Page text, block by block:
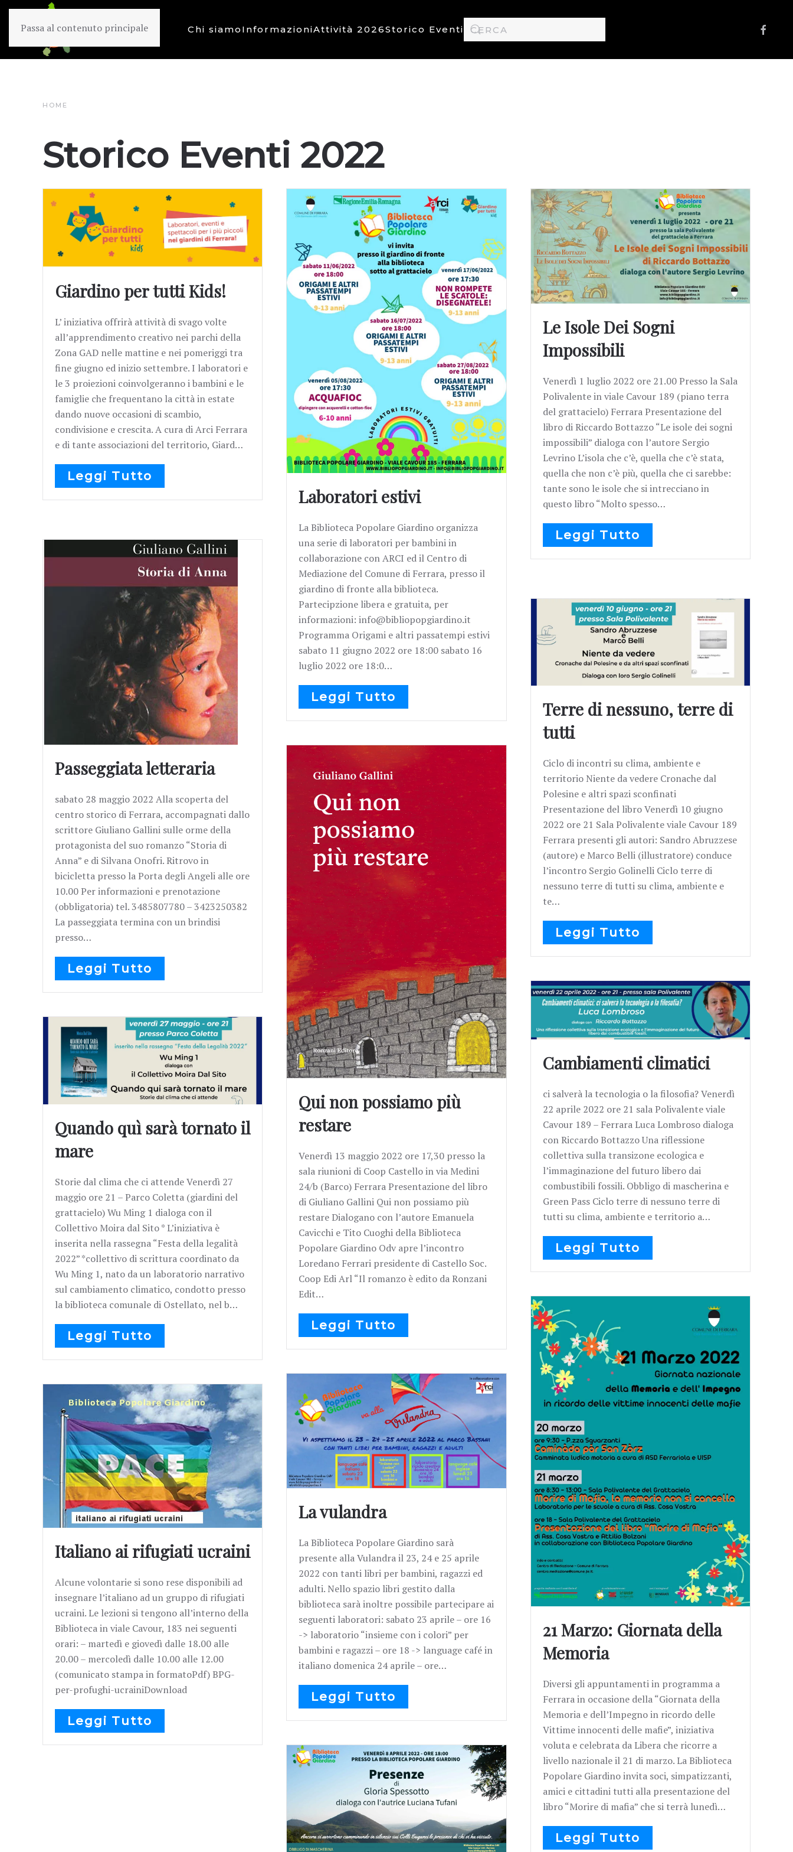
Passa al contenuto principale Chi siamo InformazioniAttività 2026Storico Eventi
HOME
Storico Eventi 2022
Giardino per tutti Kids!
L’ iniziativa offrirà attività di svago volte
all’apprendimento creativo nei parchi della
Zona GAD nelle mattine e nei pomeriggi tra
fine giugno ed inizio settembre. I laboratori e
le 3 proiezioni coinvolgeranno i bambini e le
famiglie che frequentano la città in estate
dando nuove occasioni di scambio,
condivisione e crescita. A cura di Arci Ferrara
e di tante associazioni del territorio, Giard…
Leggi Tutto
Laboratori estivi
La Biblioteca Popolare Giardino organizza
una serie di laboratori per bambini in
collaborazione con ARCI ed il Centro di
Mediazione del Comune di Ferrara, presso il
giardino di fronte alla biblioteca.
Partecipzione libera e gratuita, per
informazioni: info@bibliopopgiardino.it
Programma Origami e altri passatempi estivi
sabato 11 giugno 2022 ore 18:00 sabato 16
luglio 2022 ore 18:0…
Leggi Tutto
Le Isole Dei Sogni
Impossibili
Venerdì 1 luglio 2022 ore 21.00 Presso la Sala
Polivalente in viale Cavour 189 (piano terra
del grattacielo) Ferrara Presentazione del
libro di Riccardo Bottazzo “Le isole dei sogni
impossibili” dialoga con l’autore Sergio
Levrino L’isola che c’è, quella che c’è stata,
quella che non c’è più, quella che ci sarebbe:
tante sono le isole che si intrecciano in
questo libro “Molto spesso…
Leggi Tutto
Passeggiata letteraria
sabato 28 maggio 2022 Alla scoperta del
centro storico di Ferrara, accompagnati dallo
scrittore Giuliano Gallini sulle orme della
protagonista del suo romanzo “Storia di
Anna” e di Silvana Onofri. Ritrovo in
bicicletta presso la Porta degli Angeli alle ore
10.00 Per informazioni e prenotazione
(obbligatoria) tel. 3485807780 – 3423250382
La passeggiata termina con un brindisi
presso…
Leggi Tutto
Qui non possiamo più
restare
Venerdì 13 maggio 2022 ore 17,30 presso la
sala riunioni di Coop Castello in via Medini
24/b (Barco) Ferrara Presentazione del libro
di Giuliano Gallini Qui non possiamo più
restare Dialogano con l’autore Emanuela
Cavicchi e Tito Cuoghi della Biblioteca
Popolare Giardino Odv apre l’incontro
Loredano Ferrari presidente di Castello Soc.
Coop Edi Arl “Il romanzo è edito da Ronzani
Edit…
Leggi Tutto
Terre di nessuno, terre di
tutti
Ciclo di incontri su clima, ambiente e
territorio Niente da vedere Cronache dal
Polesine e altri spazi sconfinati
Presentazione del libro Venerdì 10 giugno
2022 ore 21 Sala Polivalente viale Cavour 189
Ferrara presenti gli autori: Sandro Abruzzese
(autore) e Marco Belli (illustratore) conduce
l’incontro Sergio Golinelli Ciclo terre di
nessuno terre di tutti su clima, ambiente e
te…
Leggi Tutto
Quando quì sarà tornato il
mare
Storie dal clima che ci attende Venerdì 27
maggio ore 21 – Parco Coletta (giardini del
grattacielo) Wu Ming 1 dialoga con il
Collettivo Moira dal Sito * L’iniziativa è
inserita nella rassegna “Festa della legalità
2022” *collettivo di scrittura coordinato da
Wu Ming 1, nato da un laboratorio narrativo
sul cambiamento climatico, condotto presso
la biblioteca comunale di Ostellato, nel b…
Leggi Tutto
La vulandra
La Biblioteca Popolare Giardino sarà
presente alla Vulandra il 23, 24 e 25 aprile
2022 con tanti libri per bambini, ragazzi ed
adulti. Nello spazio libri gestito dalla
biblioteca sarà inoltre possibile partecipare ai
seguenti laboratori: sabato 23 aprile – ore 16
-> laboratorio “insieme con i colori” per
bambini e ragazzi – ore 18 -> language café in
italiano domenica 24 aprile – ore…
Leggi Tutto
Cambiamenti climatici
ci salverà la tecnologia o la filosofia? Venerdì
22 aprile 2022 ore 21 sala Polivalente viale
Cavour 189 – Ferrara Luca Lombroso dialoga
con Riccardo Bottazzo Una riflessione
collettiva sulla transizone ecologica e
l’immaginazione del futuro libero dai
combustibili fossili. Obbligo di mascherina e
Green Pass Ciclo terre di nessuno terre di
tutti su clima, ambiente e territorio a…
Leggi Tutto
Italiano ai rifugiati ucraini
Alcune volontarie si sono rese disponibili ad
insegnare l’italiano ad un gruppo di rifugiati
ucraini. Le lezioni si tengono all’interno della
Biblioteca in viale Cavour, 183 nei seguenti
orari: – martedì e giovedì dalle 18.00 alle
20.00 – mercoledì dalle 10.00 alle 12.00
(comunicato stampa in formatoPdf) BPG-
per-profughi-ucrainiDownload
Leggi Tutto
21 Marzo: Giornata della
Memoria
Diversi gli appuntamenti in programma a
Ferrara in occasione della “Giornata della
Memoria e dell’Impegno in ricordo delle
Vittime innocenti delle mafie”, iniziativa
voluta e celebrata da Libera che ricorre a
livello nazionale il 21 di marzo. La Biblioteca
Popolare Giardino invita soci, simpatizzanti,
amici e cittadini tutti alla presentazione del
libro “Morire di mafia” che si terrà lunedì…
Leggi Tutto